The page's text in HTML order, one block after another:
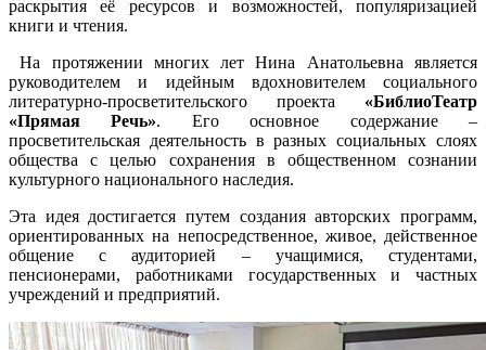
раскрытия её ресурсов и возможностей, популяризацией
книги и чтения.
На протяжении многих лет Нина Анатольевна является
руководителем и идейным вдохновителем социального
литературно-просветительского проекта «БиблиоТеатр
«Прямая Речь». Его основное содержание –
просветительская деятельность в разных социальных слоях
общества с целью сохранения в общественном сознании
культурного национального наследия.
Эта идея достигается путем создания авторских программ,
ориентированных на непосредственное, живое, действенное
общение с аудиторией – учащимися, студентами,
пенсионерами, работниками государственных и частных
учреждений и предприятий.